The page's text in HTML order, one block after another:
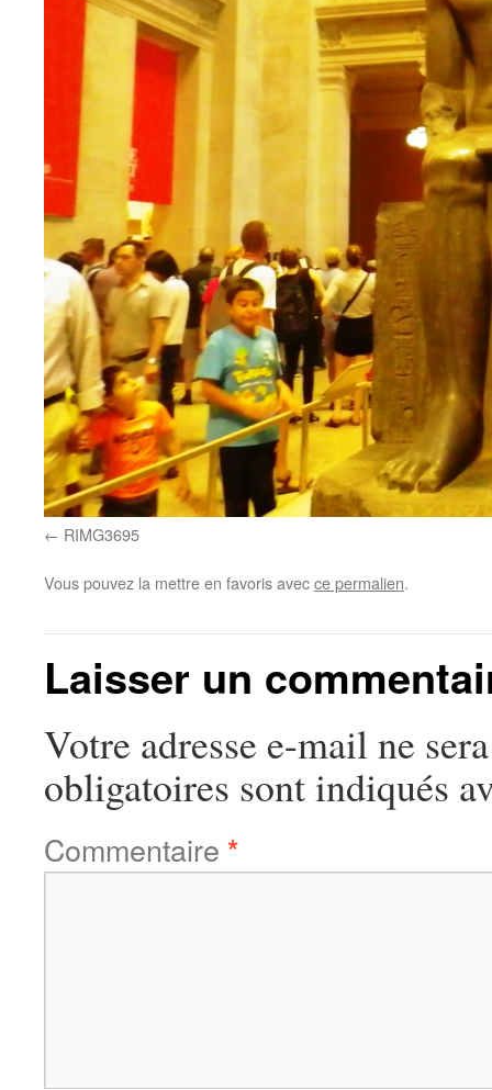
RIMG3695
Vous pouvez la mettre en favoris avecce permalien.
Laisser un
Votre adresse e-mail ne
obligatoires sont indiqués
Commentaire *